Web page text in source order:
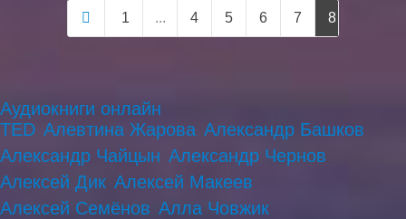
1 ... 4 5 6 7 8
Аудиокниги онлайн
TED Алевтина Жарова Александр Башков
Александр Чайцын Александр Чернов
Алексей Дик Алексей Макеев
Алексей Семёнов Алла Човжик